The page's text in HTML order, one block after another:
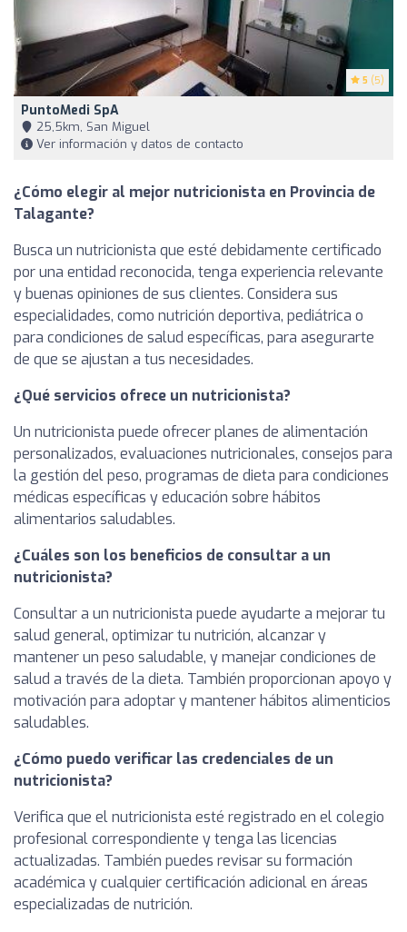
5 (5)
PuntoMedi SpA
25,5km, San Miguel
Ver información y datos de contacto
¿Cómo elegir al mejor nutricionista en Provincia de
Talagante?
Busca un nutricionista que esté debidamente certificado
por una entidad reconocida, tenga experiencia relevante
y buenas opiniones de sus clientes. Considera sus
especialidades, como nutrición deportiva, pediátrica o
para condiciones de salud específicas, para asegurarte
de que se ajustan a tus necesidades.
¿Qué servicios ofrece un nutricionista?
Un nutricionista puede ofrecer planes de alimentación
personalizados, evaluaciones nutricionales, consejos para
la gestión del peso, programas de dieta para condiciones
médicas específicas y educación sobre hábitos
alimentarios saludables.
¿Cuáles son los beneficios de consultar a un
nutricionista?
Consultar a un nutricionista puede ayudarte a mejorar tu
salud general, optimizar tu nutrición, alcanzar y
mantener un peso saludable, y manejar condiciones de
salud a través de la dieta. También proporcionan apoyo y
motivación para adoptar y mantener hábitos alimenticios
saludables.
¿Cómo puedo verificar las credenciales de un
nutricionista?
Verifica que el nutricionista esté registrado en el colegio
profesional correspondiente y tenga las licencias
actualizadas. También puedes revisar su formación
académica y cualquier certificación adicional en áreas
especializadas de nutrición.